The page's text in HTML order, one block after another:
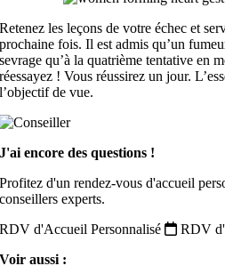
Retenez les leçons de votre échec et
prochaine fois. Il est admis qu’un
sevrage qu’à la quatrième tentative en
réessayez ! Vous réussirez un jour.
l’objectif de vue.
J'ai encore des questions !
Profitez d'un rendez-vous d'accueil
conseillers experts.
RDV d'Accueil Personnalisé
RDV
Voir aussi :